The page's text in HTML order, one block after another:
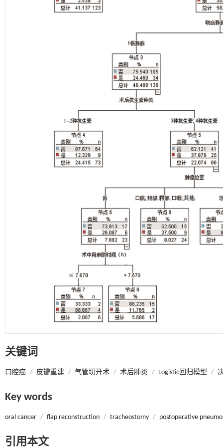
关键词
口腔癌 / 皮瓣重建 / 气管切开术 / 术后肺炎 / Logistic回归模型 /
Key words
oral cancer / flap reconstruction / tracheostomy / postoperative
引用本文